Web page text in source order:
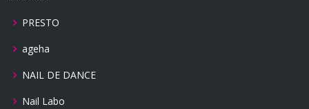
PRESTO
ageha
NAIL DE DANCE
Nail Labo